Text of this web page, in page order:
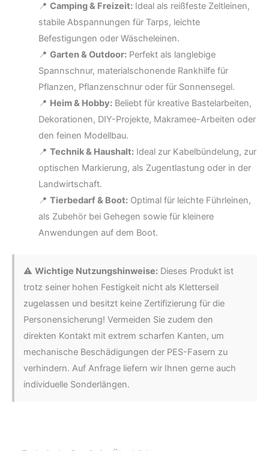
📍 Camping & Freizeit:Ideal als reißfeste Zeltleinen,
stabile Abspannungen für Tarps, leichte
Befestigungen oder Wäscheleinen.
📍 Garten & Outdoor:Perfekt als langlebige
Spannschnur, materialschonende Rankhilfe für
Pflanzen, Pflanzenschnur oder für Sonnensegel.
📍 Heim & Hobby:Beliebt für kreative Bastelarbeiten,
Dekorationen, DIY-Projekte, Makramee-Arbeiten oder
den feinen Modellbau.
📍 Technik & Haushalt:Ideal zur Kabelbündelung, zur
optischen Markierung, als Zugentlastung oder in der
Landwirtschaft.
📍 Tierbedarf & Boot:Optimal für leichte Führleinen,
als Zubehör bei Gehegen sowie für kleinere
Anwendungen auf dem Boot.
⚠️ Wichtige Nutzungshinweise: Dieses Produkt ist
trotz seiner hohen Festigkeit nicht als Kletterseil
zugelassen und besitzt keine Zertifizierung für die
Personensicherung! Vermeiden Sie zudem den
direkten Kontakt mit extrem scharfen Kanten, um
mechanische Beschädigungen der PES-Fasern zu
verhindern. Auf Anfrage liefern wir Ihnen gerne auch
individuelle Sonderlängen.